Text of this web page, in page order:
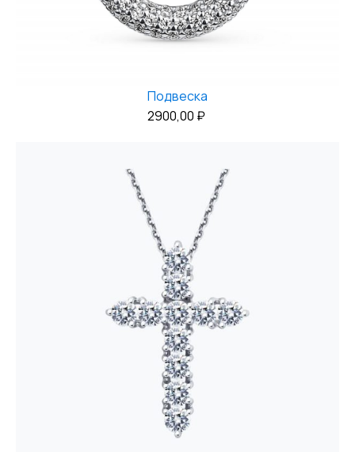
Подвеска
2900,00 ₽